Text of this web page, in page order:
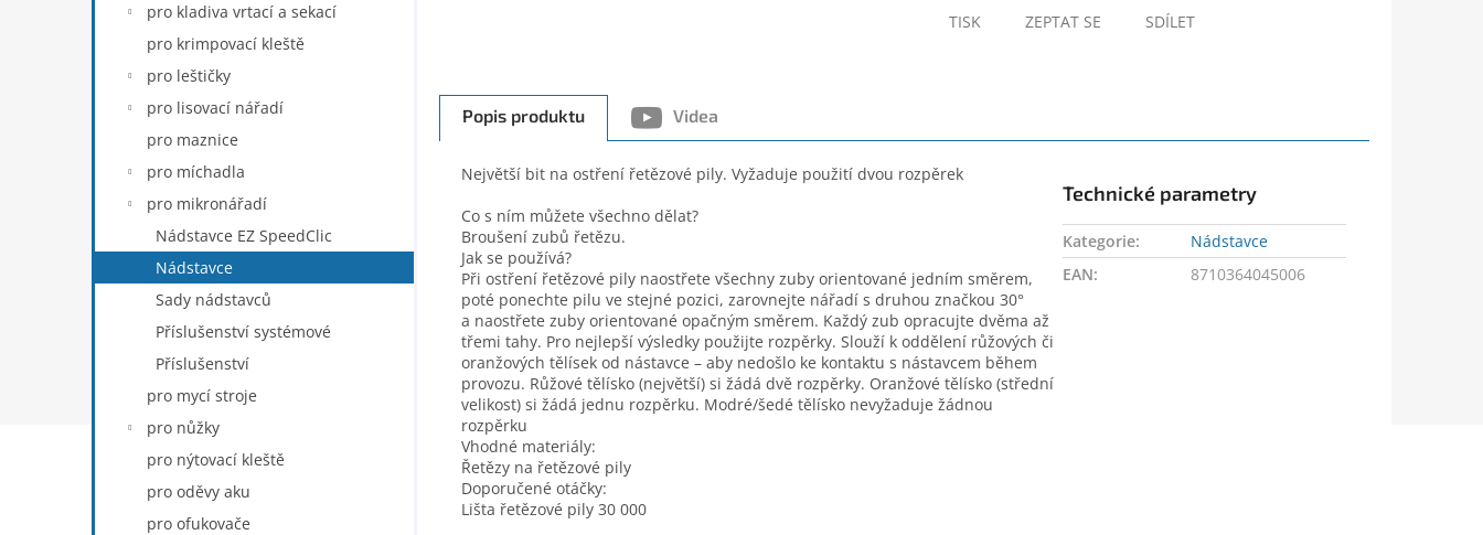
pro kladiva vrtací a sekací
pro krimpovací kleště
pro leštičky
pro lisovací nářadí
pro maznice
pro míchadla
pro mikronářadí
Nádstavce EZ SpeedClic
Nádstavce
Sady nádstavců
Příslušenství systémové
Příslušenství
pro mycí stroje
pro nůžky
pro nýtovací kleště
pro oděvy aku
pro ofukovače
TISK ZEPTAT SE SDÍLET
Popis produktu Videa
Největší bit na ostření řetězové pily. Vyžaduje použití dvou rozpěrek
Co s ním můžete všechno dělat?
Broušení zubů řetězu.
Jak se používá?
Při ostření řetězové pily naostřete všechny zuby orientované jedním směrem,
poté ponechte pilu ve stejné pozici, zarovnejte nářadí s druhou značkou 30°
a naostřete zuby orientované opačným směrem. Každý zub opracujte dvěma až
třemi tahy. Pro nejlepší výsledky použijte rozpěrky. Slouží k oddělení růžových či
oranžových tělísek od nástavce – aby nedošlo ke kontaktu s nástavcem během
provozu. Růžové tělísko (největší) si žádá dvě rozpěrky. Oranžové tělísko (střední
velikost) si žádá jednu rozpěrku. Modré/šedé tělísko nevyžaduje žádnou
rozpěrku
Vhodné materiály:
Řetězy na řetězové pily
Doporučené otáčky:
Lišta řetězové pily 30 000
Technické parametry
Kategorie:
Nádstavce
EAN: 8710364045006